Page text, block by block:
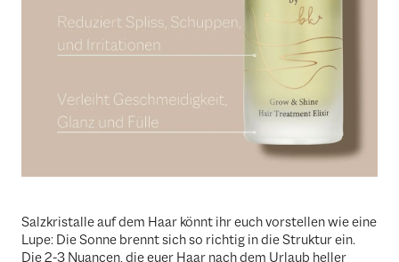
Salzkristalle auf dem Haar könnt ihr euch vorstellen wie eine
Lupe: Die Sonne brennt sich so richtig in die Struktur ein.
Die 2-3 Nuancen, die euer Haar nach dem Urlaub heller